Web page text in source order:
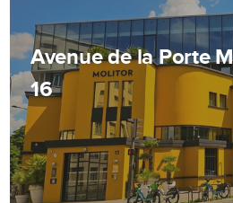
Avenue de la Porte
16